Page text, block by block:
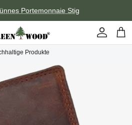
Portemonnaie Stig
Konto
Produkte